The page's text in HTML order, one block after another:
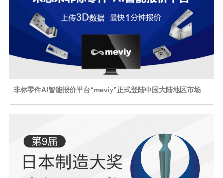
非标零件AI智能报价平台“meviy”正式登陆中国大陆地区市场